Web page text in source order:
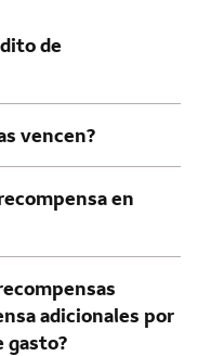
de
vencen?
en
adicionales por
gasto?